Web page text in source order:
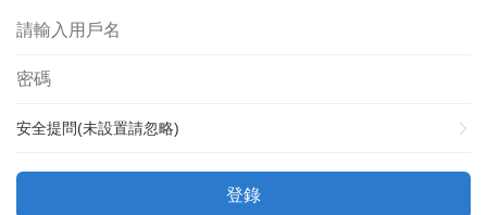
安全提問(未設置請忽略)
登錄